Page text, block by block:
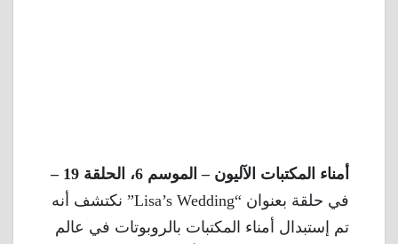
أمناء المكتبات الآليون – الموسم 6، الحلقة 19 –
في حلقة بعنوان “Lisa’s Wedding” نكتشف أنه
تم إستبدال أمناء المكتبات بالروبوتات في عالم